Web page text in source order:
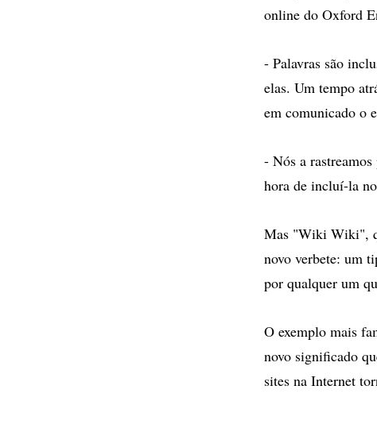
online do Oxford
- Palavras são
elas. Um tempo
em comunicado o
- Nós a
hora de incluí-la
Mas "Wiki Wiki",
novo verbete: um
por qualquer um
O exemplo mais
novo significado
sites na Internet